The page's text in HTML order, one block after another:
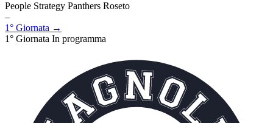
People Strategy Panthers Roseto
–
1° Giornata →
1° Giornata In programma